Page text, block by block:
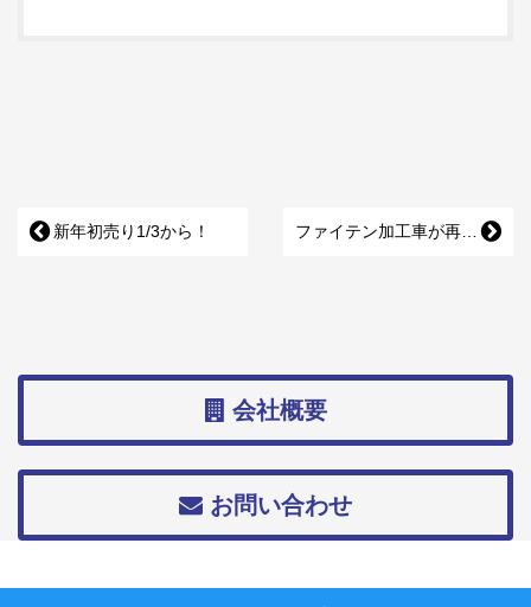
新年初売り1/3から！ ファイテン加工車が再びやってくる！
会社概要
お問い合わせ